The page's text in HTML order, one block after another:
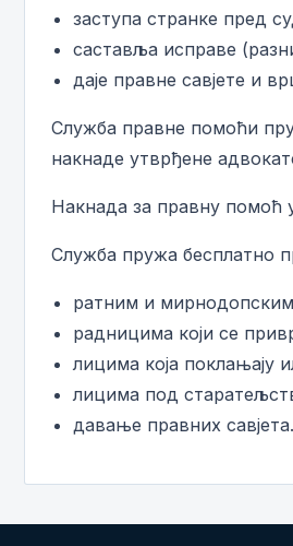
заступа странке пред
саставља исправе
даје правне савјете и
Служба правне помоћи
накнаде утврђене
Накнада за правну помоћ
Служба пружа бесплатно
ратним и
радницима који се
лицима која поклањају
лицима под
давање правних савјета.